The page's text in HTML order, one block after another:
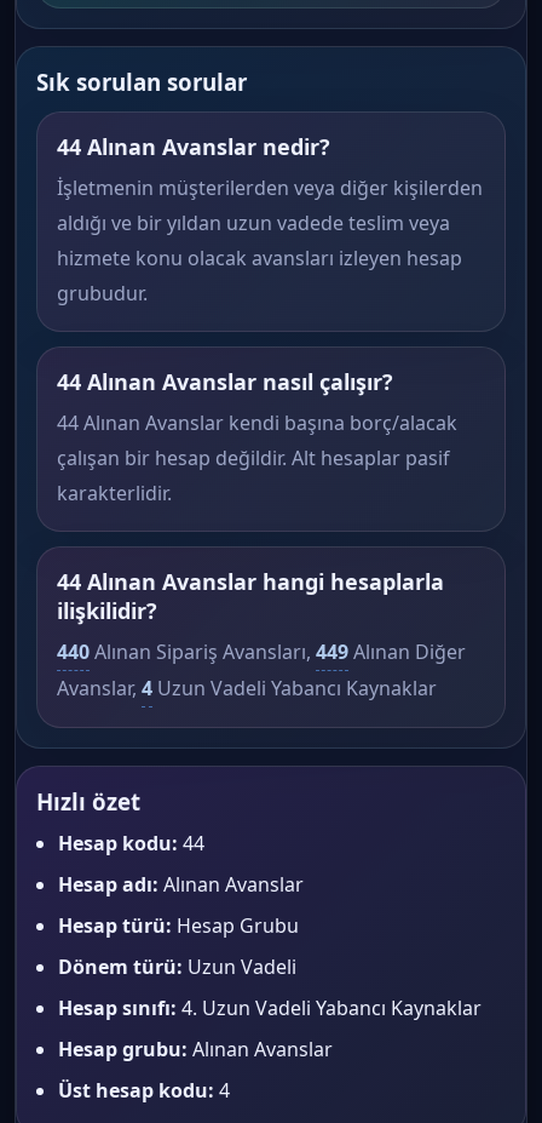
Sık sorulan sorular
44 Alınan Avanslar nedir?
İşletmenin müşterilerden veya diğer kişilerden
aldığı ve bir yıldan uzun vadede teslim veya
hizmete konu olacak avansları izleyen hesap
grubudur.
44 Alınan Avanslar nasıl çalışır?
44 Alınan Avanslar kendi başına borç/alacak
çalışan bir hesap değildir. Alt hesaplar pasif
karakterlidir.
44 Alınan Avanslar hangi hesaplarla
ilişkilidir?
440Alınan Sipariş Avansları, 449Alınan Diğer
Avanslar, 4 Uzun Vadeli Yabancı Kaynaklar
Hızlı özet
Hesap kodu: 44
Hesap adı: Alınan Avanslar
Hesap türü: Hesap Grubu
Dönem türü: Uzun Vadeli
Hesap sınıfı: 4. Uzun Vadeli Yabancı Kaynaklar
Hesap grubu: Alınan Avanslar
Üst hesap kodu: 4